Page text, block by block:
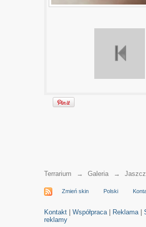
Terrarium → Galeria →
Zmień skin Polski
Kontakt |Współpraca Reklama |
reklamy